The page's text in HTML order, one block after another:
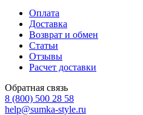
Оплата
Доставка
Возврат и обмен
Статьи
Отзывы
Расчет доставки
Обратная связь
8 (800) 500 28 58
help@sumka-style.ru